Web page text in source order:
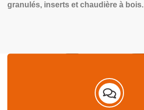
granulés, inserts et chaudière à bois.